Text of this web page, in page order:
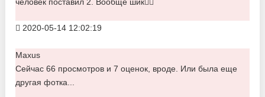
человек поставил 2. Вообще шик👍🏾
2020-05-14 12:02:19
Maxus
Сейчас 66 просмотров и 7 оценок, вроде. Или была еще
другая фотка...